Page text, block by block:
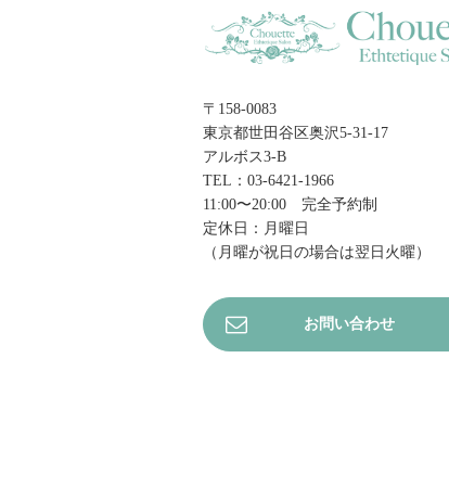
〒158-0083
東京都世田谷区奥沢5-31-17
アルボス3-B
TEL：03-6421-1966
11:00〜20:00 完全予約制
定休日：月曜日
（月曜が祝日の場合は翌日火曜）
お問い合わせ